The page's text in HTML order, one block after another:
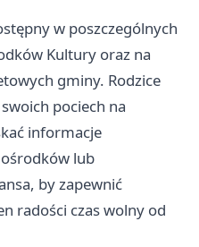
w poszczególnych
Kultury oraz na
gminy. Rodzice
pociech na
informacje
lub
by zapewnić
radości czas wolny od